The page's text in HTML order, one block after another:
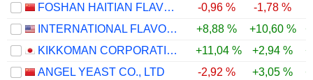
FOSHAN HAITIAN FLAVOURING AND FOOD COMPANY LTD.
-0,96 % -1,78 %
INTERNATIONAL FLAVORS & FRAGRANCES INC.
+8,88 % +10,60 %
KIKKOMAN CORPORATION
+11,04 % +2,94 %
ANGEL YEAST CO., LTD
-2,92 % +3,05 %